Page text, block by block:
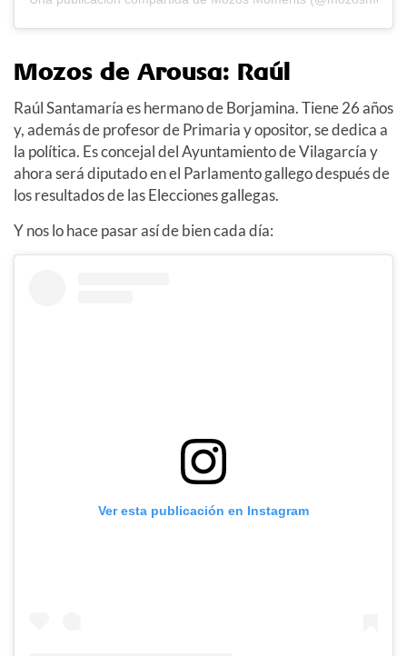
Mozos de Arousa: Raúl
Raúl Santamaría es hermano de Borjamina. Tiene 26 años
y, además de profesor de Primaria y opositor, se dedica a
la política. Es concejal del Ayuntamiento de Vilagarcía y
ahora será diputado en el Parlamento gallego después de
los resultados de las Elecciones gallegas.
Y nos lo hace pasar así de bien cada día:
Ver esta publicación en Instagram